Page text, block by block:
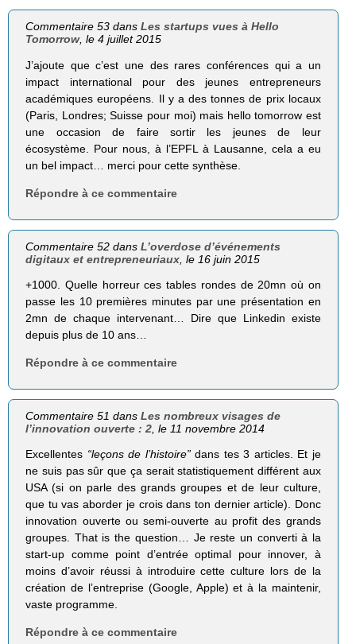
Commentaire 53 dansLes startups vues à Hello
Tomorrow, le 4 juillet 2015
J’ajoute que c’est une des rares conférences qui a un
impact international pour des jeunes entrepreneurs
académiques européens. Il y a des tonnes de prix locaux
(Paris, Londres; Suisse pour moi) mais hello tomorrow est
une occasion de faire sortir les jeunes de leur
écosystème. Pour nous, à l’EPFL à Lausanne, cela a eu
un bel impact… merci pour cette synthèse.
Répondre à ce commentaire
Commentaire 52 dansL’overdose d’événements
digitaux et entrepreneuriaux , le 16 juin 2015
+1000. Quelle horreur ces tables rondes de 20mn où on
passe les 10 premières minutes par une présentation en
2mn de chaque intervenant… Dire que Linkedin existe
depuis plus de 10 ans…
Répondre à ce commentaire
Commentaire 51 dansLes nombreux visages de
l’innovation ouverte : 2 , le 11 novembre 2014
Excellentes “leçons de l’histoire”dans tes 3 articles. Et je
ne suis pas sûr que ça serait statistiquement différent aux
USA (si on parle des grands groupes et de leur culture,
que tu vas aborder je crois dans ton dernier article). Donc
innovation ouverte ou semi-ouverte au profit des grands
groupes. That is the question… Je reste un converti à la
start-up comme point d’entrée optimal pour innover, à
moins d’avoir réussi à introduire cette culture lors de la
création de l’entreprise (Google, Apple) et à la maintenir,
vaste programme.
Répondre à ce commentaire